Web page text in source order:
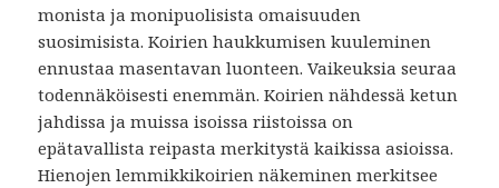
monista ja monipuolisista omaisuuden
suosimisista. Koirien haukkumisen kuuleminen
ennustaa masentavan luonteen. Vaikeuksia seuraa
todennäköisesti enemmän. Koirien nähdessä ketun
jahdissa ja muissa isoissa riistoissa on
epätavallista reipasta merkitystä kaikissa asioissa.
Hienojen lemmikkikoirien näkeminen merkitsee